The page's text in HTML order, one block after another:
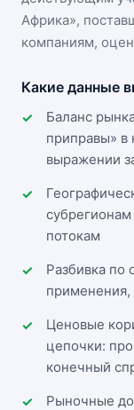
Африка»,
компаниям,
Какие данные
Баланс
приправы» в
выражении
потокам
Разбивка по
применения,
Ценовые
цепочки:
конечный
Рыночные